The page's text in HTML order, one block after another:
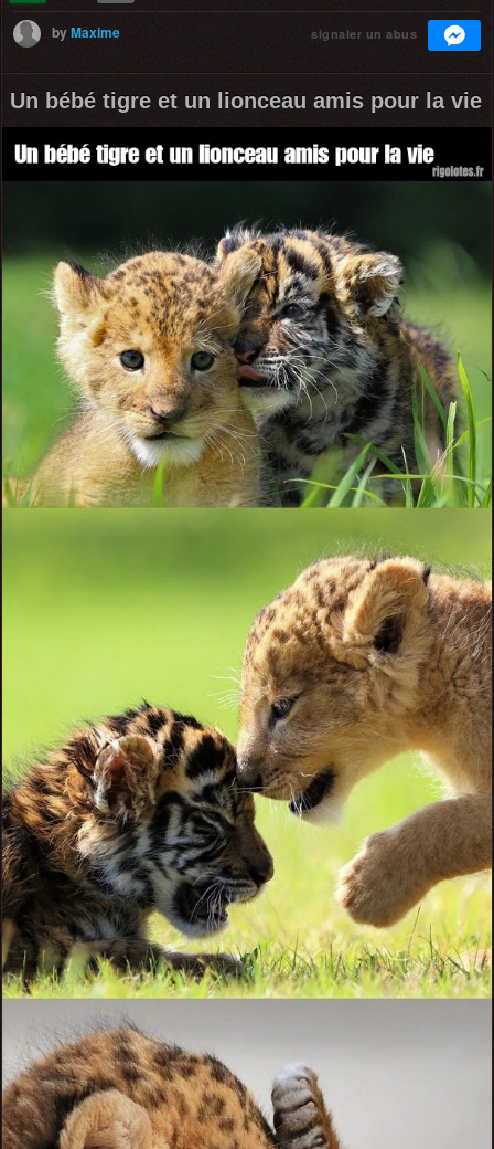
byMaxime signaler un abus
Un bébé tigre et un lionceau amis pour la vie